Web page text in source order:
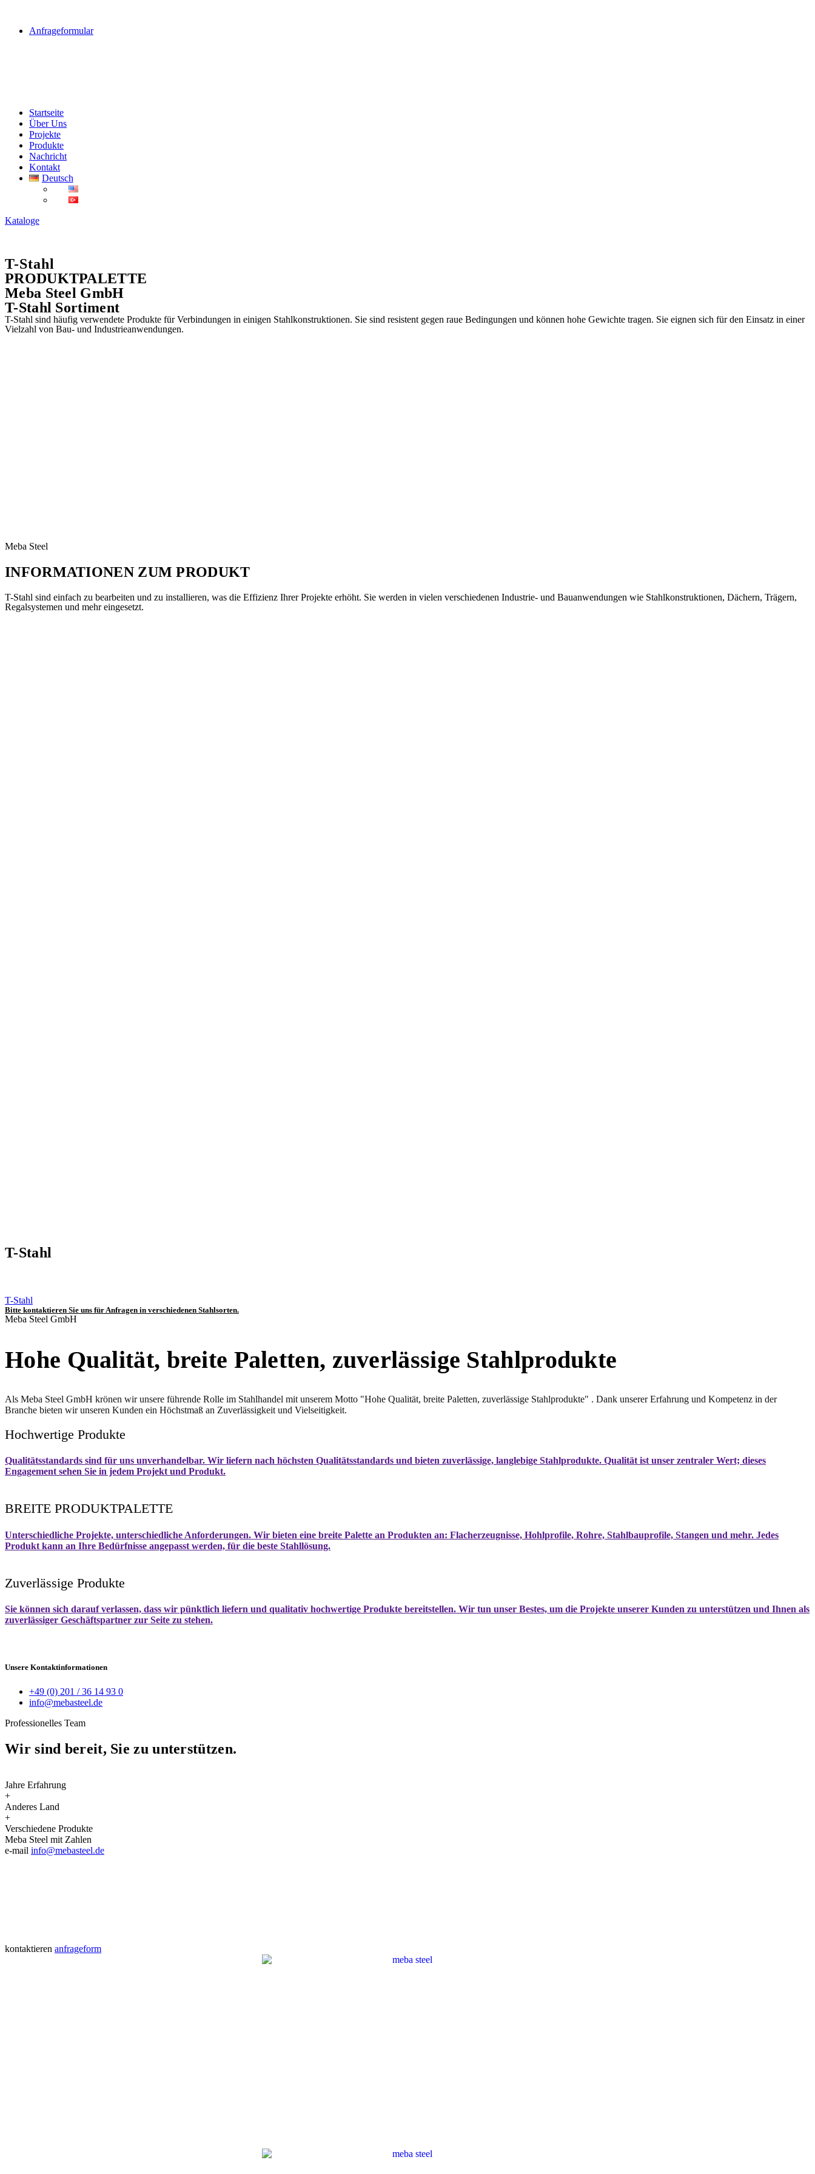
Anfrageformular
Menu
Startseite
Über Uns
Projekte
Produkte
Nachricht
Kontakt
Deutsch
Kataloge
T-Stahl
PRODUKTPALETTE
Meba Steel GmbH
T-Stahl Sortiment
T-Stahl sind häufig verwendete Produkte für Verbindungen in einigen Stahlkonstruktionen. Sie sind resistent gegen raue Bedingungen und können hohe Gewichte tragen. Sie eignen sich für den Einsatz in einer
Vielzahl von Bau- und Industrieanwendungen.
Meba Steel
INFORMATIONEN ZUMPRODUKT
T-Stahl sind einfach zu bearbeiten und zu installieren, was die Effizienz Ihrer Projekte erhöht. Sie werden in vielen verschiedenen Industrie- und Bauanwendungen wie Stahlkonstruktionen, Dächern, Trägern,
Regalsystemen und mehr eingesetzt.
T-Stahl
T-Stahl
Bitte kontaktieren Sie uns für Anfragen in verschiedenen Stahlsorten.
Meba Steel GmbH
Hohe Qualität, breite Paletten, zuverlässige Stahlprodukte
Als Meba Steel GmbH krönen wir unsere führende Rolle im Stahlhandel mit unserem Motto "Hohe Qualität, breite Paletten, zuverlässige Stahlprodukte" . Dank unserer Erfahrung und Kompetenz in der
Branche bieten wir unseren Kunden ein Höchstmaß an Zuverlässigkeit und Vielseitigkeit.
Hochwertige Produkte
Qualitätsstandards sind für uns unverhandelbar. Wir liefern nach höchsten Qualitätsstandards und bieten zuverlässige, langlebige Stahlprodukte. Qualität ist unser zentraler Wert; dieses
Engagement sehen Sie in jedem Projekt und Produkt.
BREITE PRODUKTPALETTE
Unterschiedliche Projekte, unterschiedliche Anforderungen. Wir bieten eine breite Palette an Produkten an: Flacherzeugnisse, Hohlprofile, Rohre, Stahlbauprofile, Stangen und mehr. Jedes
Produkt kann an Ihre Bedürfnisse angepasst werden, für die beste Stahllösung.
Zuverlässige Produkte
Sie können sich darauf verlassen, dass wir pünktlich liefern und qualitativ hochwertige Produkte bereitstellen. Wir tun unser Bestes, um die Projekte unserer Kunden zu unterstützen und Ihnen als
zuverlässiger Geschäftspartner zur Seite zu stehen.
Unsere Kontaktinformationen
+49 (0) 201 / 36 14 93 0
info@mebasteel.de
Professionelles Team
Wir sind bereit, Sie zuunterstützen.
Jahre Erfahrung
+
Anderes Land
+
Verschiedene Produkte
Meba Steel mit Zahlen
e-mail info@mebasteel.de
kontaktieren anfrageform